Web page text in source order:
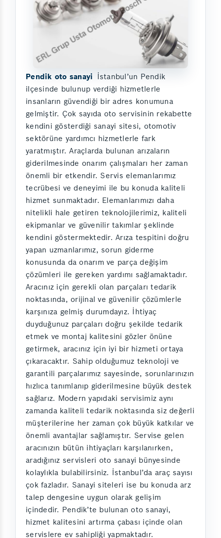
Pendik oto sanayi İstanbul’un Pendik
ilçesinde bulunup verdiği hizmetlerle
insanların güvendiği bir adres konumuna
gelmiştir. Çok sayıda oto servisinin rekabette
kendini gösterdiği sanayi sitesi, otomotiv
sektörüne yardımcı hizmetlerle fark
yaratmıştır. Araçlarda bulunan arızaların
giderilmesinde onarım çalışmaları her zaman
önemli bir etkendir. Servis elemanlarımız
tecrübesi ve deneyimi ile bu konuda kaliteli
hizmet sunmaktadır. Elemanlarımızı daha
nitelikli hale getiren teknolojilerimiz, kaliteli
ekipmanlar ve güvenilir takımlar şeklinde
kendini göstermektedir. Arıza tespitini doğru
yapan uzmanlarımız, sorun giderme
konusunda da onarım ve parça değişim
çözümleri ile gereken yardımı sağlamaktadır.
Aracınız için gerekli olan parçaları tedarik
noktasında, orijinal ve güvenilir çözümlerle
karşınıza gelmiş durumdayız. İhtiyaç
duyduğunuz parçaları doğru şekilde tedarik
etmek ve montaj kalitesini gözler önüne
getirmek, aracınız için iyi bir hizmeti ortaya
çıkaracaktır. Sahip olduğumuz teknoloji ve
garantili parçalarımız sayesinde, sorunlarınızın
hızlıca tanımlanıp giderilmesine büyük destek
sağlarız. Modern yapıdaki servisimiz aynı
zamanda kaliteli tedarik noktasında siz değerli
müşterilerine her zaman çok büyük katkılar ve
önemli avantajlar sağlamıştır. Servise gelen
aracınızın bütün ihtiyaçları karşılanırken,
aradığınız servisleri oto sanayi bünyesinde
kolaylıkla bulabilirsiniz. İstanbul’da araç sayısı
çok fazladır. Sanayi siteleri ise bu konuda arz
talep dengesine uygun olarak gelişim
içindedir. Pendik’te bulunan oto sanayi,
hizmet kalitesini artırma çabası içinde olan
servislere ev sahipliği yapmaktadır.